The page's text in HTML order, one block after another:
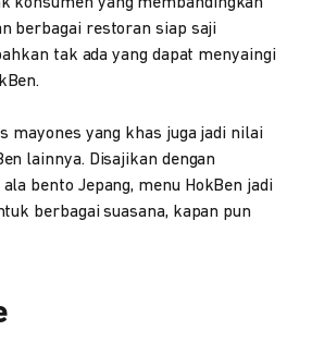
berbagai restoran siap saji
tak ada yang dapat menyaingi
mayones yang khas juga jadi nilai
lainnya. Disajikan dengan
bento Jepang, menu HokBen jadi
berbagai suasana, kapan pun